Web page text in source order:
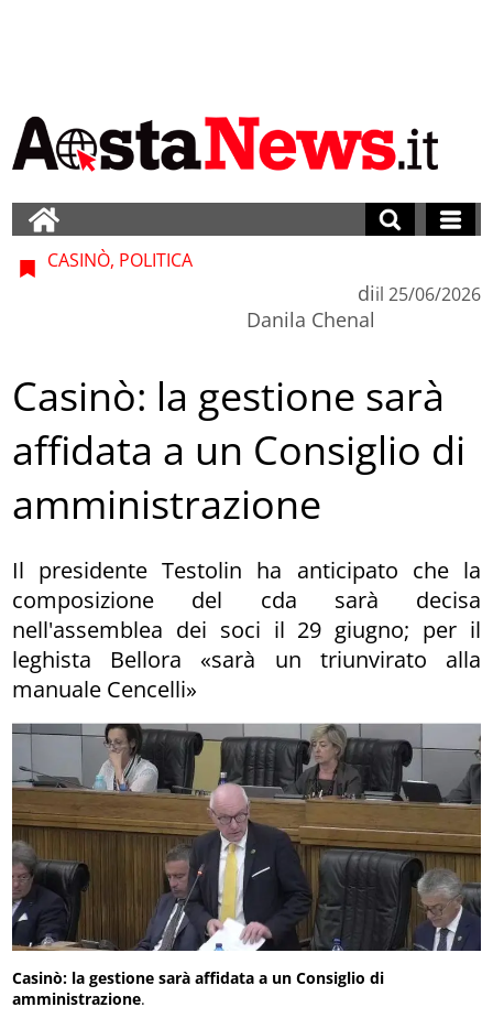
CASINÒ, POLITICA
di
Danila Chenal
il 25/06/2026
Casinò: la gestione sarà
affidata a un Consiglio di
amministrazione
Il presidente Testolin ha anticipato che la
composizione del cda sarà decisa
nell'assemblea dei soci il 29 giugno; per il
leghista Bellora «sarà un triunvirato alla
manuale Cencelli»
Casinò: la gestione sarà affidata a un Consiglio di
amministrazione.